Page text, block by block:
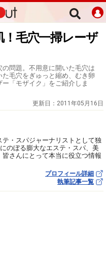
毛穴一掃レーザ
問題。不用意に開いた毛穴は
毛穴をぎゅっと縮め、むき卵
「モザイク」をご紹介しま
更新日： 2011年05月16日
・スパジャーナリストとして独
のぼる膨大なエステ・スパ、美
さんにとって本当に役立つ情報
プロフィール詳細
執筆記事一覧